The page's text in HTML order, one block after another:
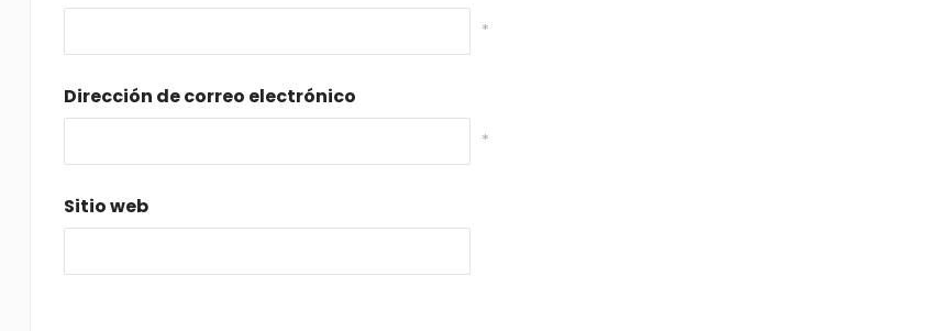
*
Dirección de correo electrónico
*
Sitio web